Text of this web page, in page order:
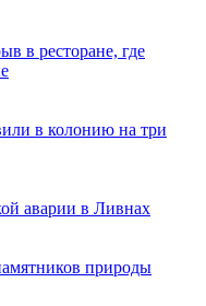
в ресторане, где
в колонию на три
аварии в Ливнах
природы